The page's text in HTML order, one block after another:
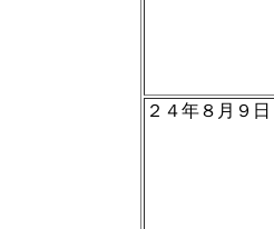
２４年８月９日